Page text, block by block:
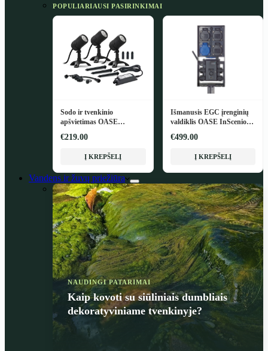
POPULIARIAUSI PASIRINKIMAI
Sodo ir tvenkinio
apšvietimas OASE
€219.00
Į KREPŠELĮ
Išmanusis EGC įrenginių
valdiklis OASE InScenio
€499.00
Į KREPŠELĮ
Vandens ir žuvų priežiūra
NAUDINGI PATARIMAI
Kaip kovoti su siūliniais dumbliais
dekoratyviniame tvenkinyje?